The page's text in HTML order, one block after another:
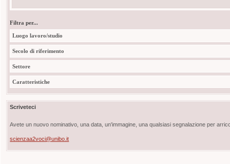
Filtra per...
Luogo lavoro/studio
Secolo di riferimento
Settore
Caratteristiche
Scriveteci
Avete un nuovo nominativo, una data, un'immagine, una qualsiasi segnalazione per
scienzaa2voci@unibo.it